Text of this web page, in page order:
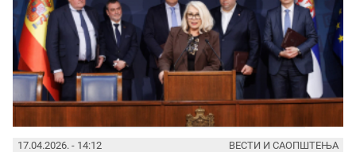
17.04.2026. - 14:12 ВЕСТИ И САОПШТЕЊА